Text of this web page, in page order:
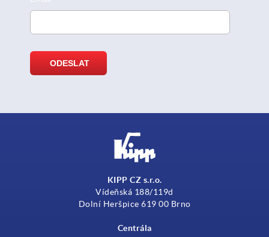
KIPP CZ s.r.o.
Vídeňská 188/119d
Dolní Heršpice 619 00 Brno
Centrála